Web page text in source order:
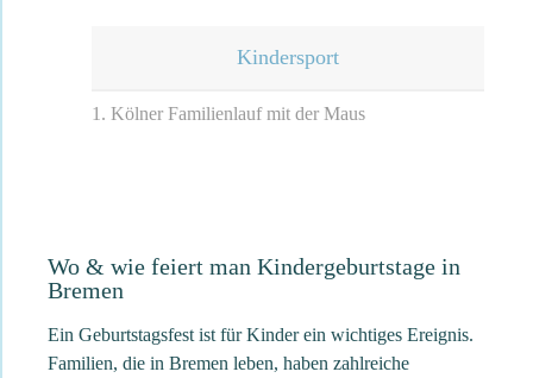
Kindersport
1. Kölner Familienlauf mit der Maus
Wo & wie feiert man Kindergeburtstage in
Bremen
Ein Geburtstagsfest ist für Kinder ein wichtiges Ereignis.
Familien, die in Bremen leben, haben zahlreiche